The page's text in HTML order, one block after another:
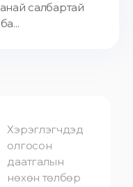
салбартай
Хэрэглэгчдэд
олгосон
даатгалын
нөхөн төлбөр